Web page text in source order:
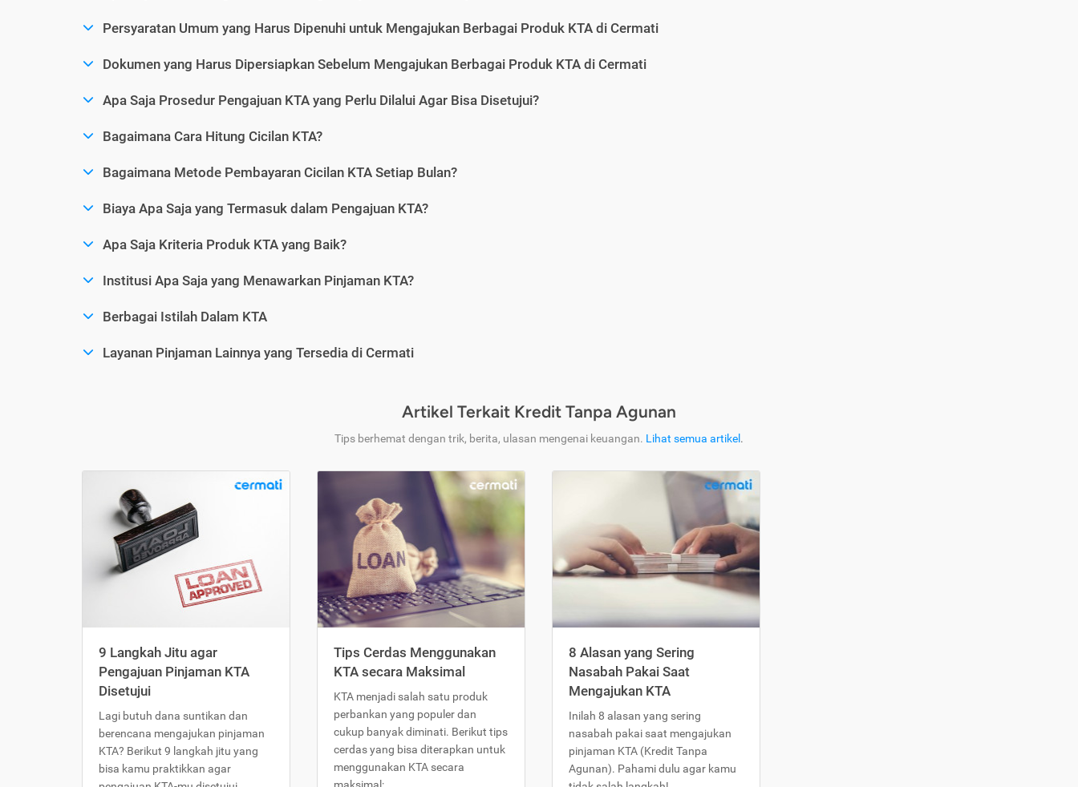
Persyaratan Umum yang Harus Dipenuhi untuk Mengajukan Berbagai Produk KTA di Cermati
Dokumen yang Harus Dipersiapkan Sebelum Mengajukan Berbagai Produk KTA di Cermati
Apa Saja Prosedur Pengajuan KTA yang Perlu Dilalui Agar Bisa Disetujui?
Bagaimana Cara Hitung Cicilan KTA?
Bagaimana Metode Pembayaran Cicilan KTA Setiap Bulan?
Biaya Apa Saja yang Termasuk dalam Pengajuan KTA?
Apa Saja Kriteria Produk KTA yang Baik?
Institusi Apa Saja yang Menawarkan Pinjaman KTA?
Berbagai Istilah Dalam KTA
Layanan Pinjaman Lainnya yang Tersedia di Cermati
Artikel Terkait Kredit Tanpa Agunan
Tips berhemat dengan trik, berita, ulasan mengenai keuangan. Lihat semua artikel .
9 Langkah Jitu agar
Pengajuan Pinjaman KTA
Disetujui
Lagi butuh dana suntikan dan
berencana mengajukan pinjaman
KTA? Berikut 9 langkah jitu yang
bisa kamu praktikkan agar
Tips Cerdas Menggunakan
KTA secara Maksimal
KTA menjadi salah satu produk
perbankan yang populer dan
cukup banyak diminati. Berikut tips
cerdas yang bisa diterapkan untuk
menggunakan KTA secara
maksimal:
8 Alasan yang Sering
Nasabah Pakai Saat
Mengajukan KTA
Inilah 8 alasan yang sering
nasabah pakai saat mengajukan
pinjaman KTA (Kredit Tanpa
Agunan). Pahami dulu agar kamu